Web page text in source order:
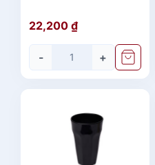
22,200 ₫
- +